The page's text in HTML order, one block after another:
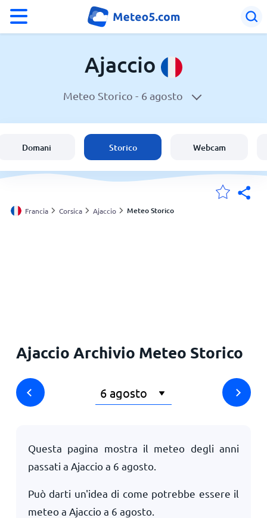
Meteo a Ajaccio
Italia
Svizzera
Ajaccio
Meteo Storico - 6 agosto
Domani Storico Webcam
Francia Corsica Ajaccio Meteo Storico
Ajaccio Archivio Meteo Storico
Questa pagina mostra il meteo degli anni
passati a Ajaccio a 6 agosto.
Può darti un'idea di come potrebbe essere il
meteo a Ajaccio a 6 agosto.